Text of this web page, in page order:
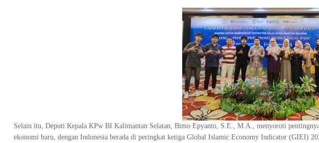
Selain itu, Deputi Kepala KPw BI Kalimantan Selatan, Bimo Epyanto, S.E., M.A., menyoroti
ekonomi baru, dengan Indonesia berada di peringkat ketiga Global Islamic Economy Indicator (GIEI)